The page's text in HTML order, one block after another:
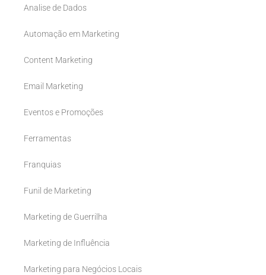
Analise de Dados
Automação em Marketing
Content Marketing
Email Marketing
Eventos e Promoções
Ferramentas
Franquias
Funil de Marketing
Marketing de Guerrilha
Marketing de Influência
Marketing para Negócios Locais